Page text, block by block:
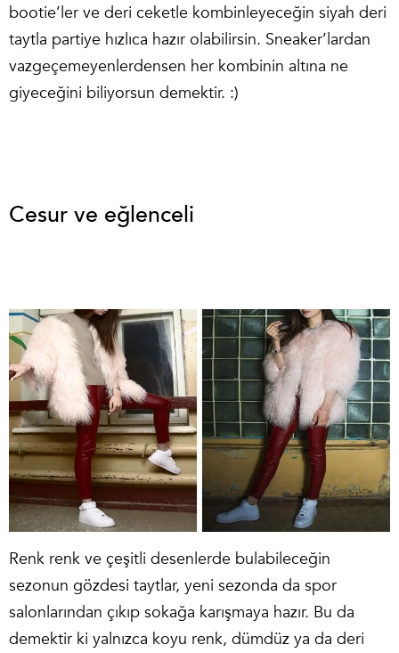
bootie’ler ve deri ceketle kombinleyeceğin siyah deri
taytla partiye hızlıca hazır olabilirsin. Sneaker’lardan
vazgeçemeyenlerdensen her kombinin altına ne
giyeceğini biliyorsun demektir. :)
Cesur ve eğlenceli
Renk renk ve çeşitli desenlerde bulabileceğin
sezonun gözdesi taytlar, yeni sezonda da spor
salonlarından çıkıp sokağa karışmaya hazır. Bu da
demektir ki yalnızca koyu renk, dümdüz ya da deri